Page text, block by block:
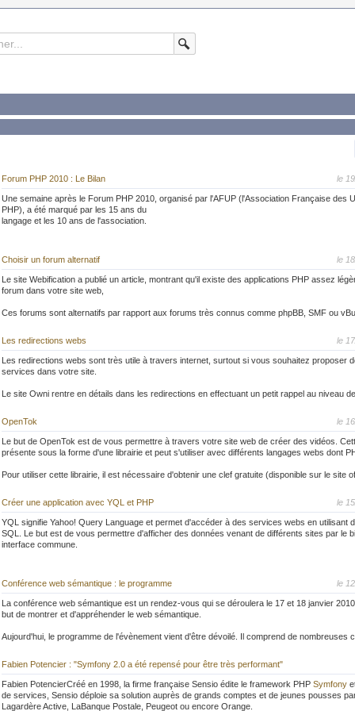
le
Forum PHP 2010 : Le Bilan
Une semaine après le Forum PHP 2010, organisé par l'AFUP (l'Association Française des
PHP), a été marqué par les 15 ans du
langage et les 10 ans de l'association.
Drupal, Magento, MySQL, SkySQL, Zend, Symfony, CakePHP, etc...).
d'être publié, affichant le succès de l'évènement avec quelques points forts, qu'il est
visiteurs, les outils présents...).
de l'AFUP donne rendez-vous l'année prochaine pour une nouvelle édition.
raté l'évènement, vous pouvez voir et revoir :
ont été publiés sur le site de l'évènement
TV
sur flick'r
gonflable
propulse le Forum PHP au sommet pour sa 10ème édition
est arrivé
LA GLOBULE
Ecrire un commentaire
Lien :
le
Choisir un forum alternatif
Le site Webification a publié un article, montrant qu'il existe des applications PHP assez
forum dans votre site web,
Ces forums sont alternatifs par rapport aux forums très connus comme phpBB, SMF ou
de cette catégorie sont :
Forum
propose un tableau récapitulatif avec différents critères de références pour faciliter la
PHP boards for running a forum
Ecrire un commentaire
Lien :
le
Les redirections webs
Les redirections webs sont très utile à travers internet, surtout si vous souhaitez proposer
services dans votre site.
Le site Owni rentre en détails dans les redirections en effectuant un petit rappel au niveau
peuvent être utiliser en PHP avec l'extension cURL, vous permettant ainsi d'effectuer
classiques.
cauchemar du web
Ecrire un commentaire
le
OpenTok
Le but de OpenTok est de vous permettre à travers votre site web de créer des vidéos.
présente sous la forme d'une librairie et peut s'utiliser avec différents langages webs dont
Pour utiliser cette librairie, il est nécessaire d'obtenir une clef gratuite (disponible sur le site
des tutoriaux pour vous faciliter l'utilisation de la librairie.
LA GLOBULE
Lien :
le
Créer une application avec YQL et PHP
YQL signifie Yahoo! Query Language et permet d'accéder à des services webs en utilisant
SQL. Le but est de vous permettre d'afficher des données venant de différents sites par le
interface commune.
tout en utilisant le framework 'Zend Framework'. Les exemples concernent l'utilisation de
aussi lire ou relire l'article en 2 partie, publié dans le magazine PHP Solutions sur les
web services Yahoo.
service (partie 1)
service (partie 2)
with YQL and PHP, Part 1
LA GLOBULE
le
Conférence web sémantique : le programme
La conférence web sémantique est un rendez-vous qui se déroulera le 17 et 18 janvier
but de montrer et d'appréhender le web sémantique.
Aujourd'hui, le programme de l'évènement vient d'être dévoilé. Il comprend de nombreuses
publié pour connaître tous les détails de l'évènement.
le programme de sa 1ère édition
Fabien Potencier : "Symfony 2.0 a été repensé pour être très performant"
Fabien PotencierCréé en 1998, la firme française Sensio édite le framework PHP Symfony
de services, Sensio déploie sa solution auprès de grands comptes et de jeunes pousses
Lagardère Active, LaBanque Postale, Peugeot ou encore Orange.